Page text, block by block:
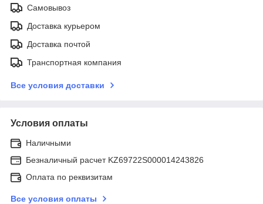
Самовывоз
Доставка курьером
Доставка почтой
Транспортная компания
Все условия доставки
Условия оплаты
Наличными
Безналичный расчет KZ69722S000014243826
Оплата по реквизитам
Все условия оплаты